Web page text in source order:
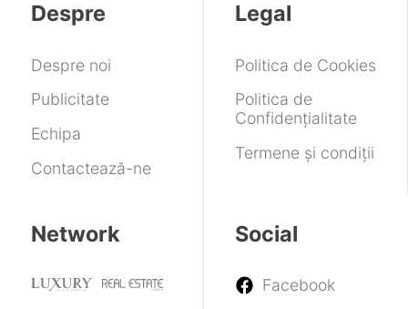
Despre
Despre noi
Publicitate
Echipa
Contactează-ne
Legal
Politica de Cookies
Politica de
Confidențialitate
Termene și condiții
Network Social
Facebook